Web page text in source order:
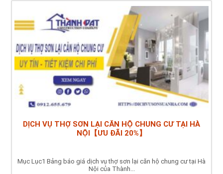
DỊCH VỤ THỢ SƠN LẠI CĂN HỘ CHUNG CƯ TẠI HÀ
NỘI【ƯU ĐÃI 20%】
Mục Lục1 Bảng báo giá dịch vụ thợ sơn lại căn hộ chung cư tại Hà
Nội của Thành...